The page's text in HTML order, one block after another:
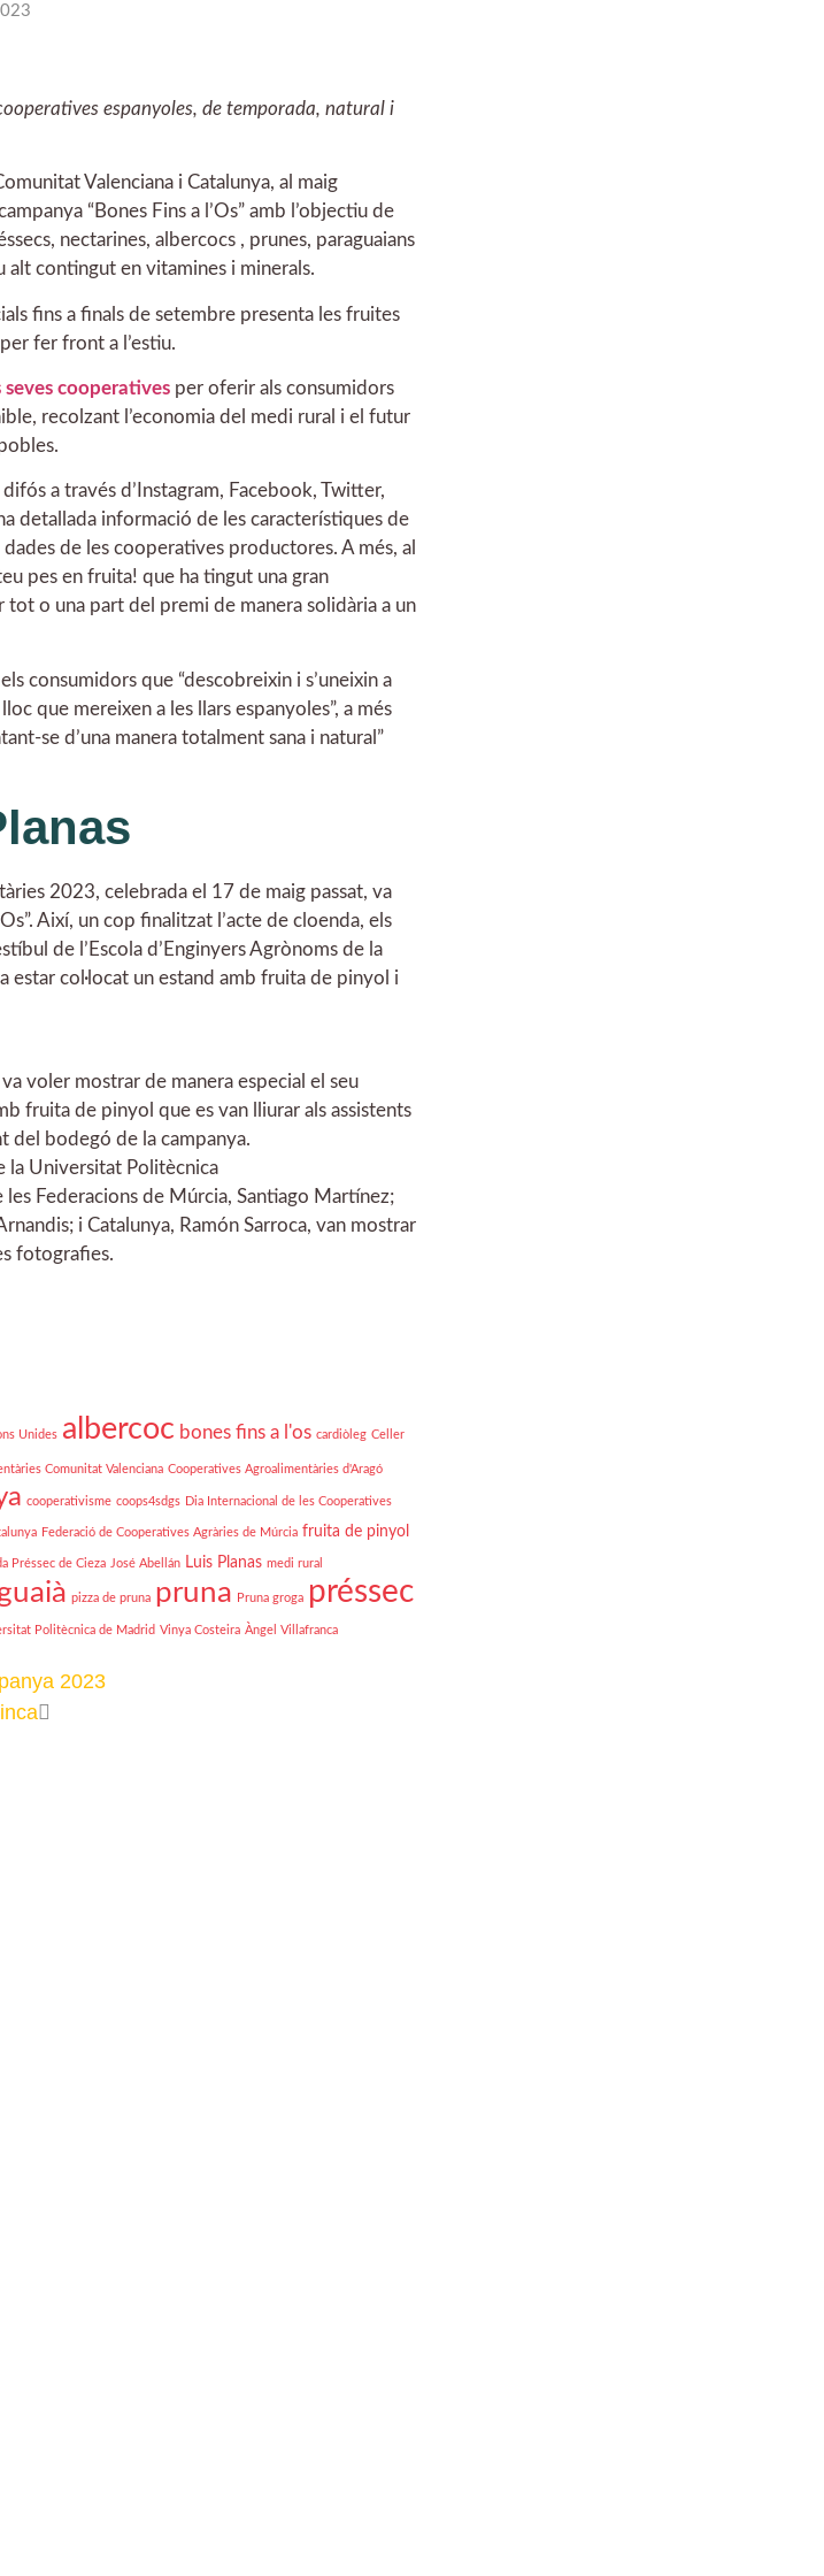
espanyoles, de temporada, natural i
Valenciana i Catalunya, al maig
“Bones Fins a l’Os” amb l’objectiu de
nectarines, albercocs , prunes, paraguaians
alt contingut en vitamines i minerals.
fins a finals de setembre presenta les fruites
fer front a l’estiu.
seves cooperativesper oferir als consumidors
recolzant l’economia del medi rural i el futur
a través d’Instagram, Facebook, Twitter,
detallada informació de les característiques de
de les cooperatives productores. A més, al
pes en fruita! que ha tingut una gran
o una part del premi de manera solidària a un
consumidors que “descobreixin i s’uneixin a
que mereixen a les llars espanyoles”, a més
se d’una manera totalment sana i natural”
2023, celebrada el 17 de maig passat, va
Així, un cop finalitzat l’acte de cloenda, els
de l’Escola d’Enginyers Agrònoms de la
col·locat un estand amb fruita de pinyol i
voler mostrar de manera especial el seu
fruita de pinyol que es van lliurar als assistents
del bodegó de la campanya.
la Universitat Politècnica
Federacions de Múrcia, Santiago Martínez;
i Catalunya, Ramón Sarroca, van mostrar
fotografies.
Unides albercoc bones fins a l'os cardiòleg Celler
Comunitat Valenciana Cooperatives Agroalimentàries d'Aragó
cooperativisme coops4sdgs Dia Internacional de les Cooperatives
Federació de Cooperatives Agràries de Múrcia fruita de pinyol
Préssec de Cieza José Abellán Luis Planas medi rural
pizza de pruna pruna Pruna groga préssec
Politècnica de Madrid Vinya Costeira Àngel Villafranca
2023